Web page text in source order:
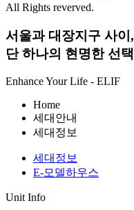
All Rights reverved.
서울과 대장지구 사이,
단 하나의 현명한 선택
Enhance Your Life - ELIF
Home
세대안내
세대정보
세대정보
E-모델하우스
Unit Info